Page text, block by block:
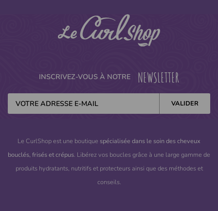
INSCRIVEZ-VOUS À NOTRE NEWSLETTER
Le CurlShop est une boutique spécialisée dans le soin des cheveux
bouclés, frisés et crépus. Libérez vos boucles grâce à une large gamme de
produits hydratants, nutritifs et protecteurs ainsi que des méthodes et
conseils.